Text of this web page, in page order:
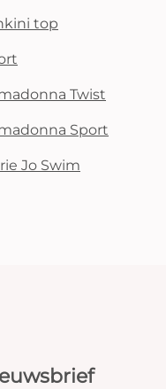
top
Twist
Sport
Jo Swim